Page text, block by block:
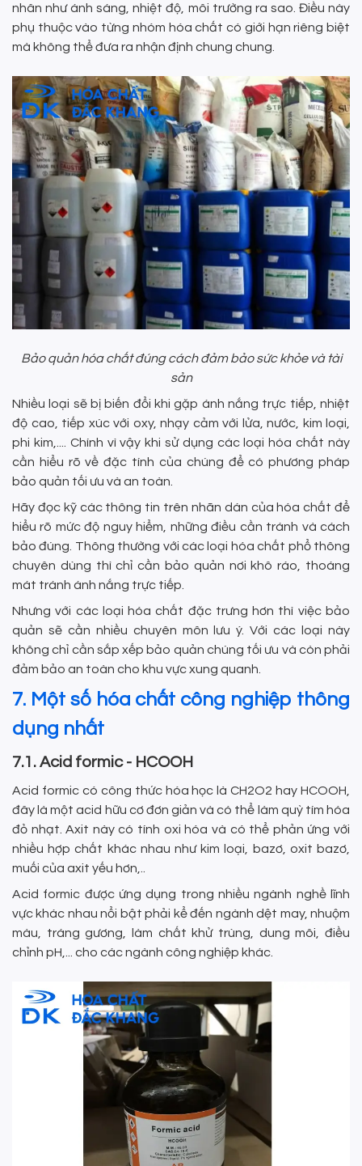
nhân như ánh sáng, nhiệt độ, môi trường ra sao. Điều này
phụ thuộc vào từng nhóm hóa chất có giới hạn riêng biệt
mà không thể đưa ra nhận định chung chung.
Bảo quản hóa chất đúng cách đảm bảo sức khỏe và tài
sản
Nhiều loại sẽ bị biến đổi khi gặp ánh nắng trực tiếp, nhiệt
độ cao, tiếp xúc với oxy, nhạy cảm với lửa, nước, kim loại,
phi kim,.... Chính vì vậy khi sử dụng các loại hóa chất này
cần hiểu rõ về đặc tính của chúng để có phương pháp
bảo quản tối ưu và an toàn.
Hãy đọc kỹ các thông tin trên nhãn dán của hóa chất để
hiểu rõ mức độ nguy hiểm, những điều cần tránh và cách
bảo đúng. Thông thường với các loại hóa chất phổ thông
chuyên dùng thì chỉ cần bảo quản nơi khô ráo, thoáng
mát tránh ánh nắng trực tiếp.
Nhưng với các loại hóa chất đặc trưng hơn thì việc bảo
quản sẽ cần nhiều chuyên môn lưu ý. Với các loại này
không chỉ cần sắp xếp bảo quản chúng tối ưu và còn phải
đảm bảo an toàn cho khu vực xung quanh.
7. Một số hóa chất công nghiệp thông
dụng nhất
7.1. Acid formic - HCOOH
Acid formic có công thức hóa học là CH2O2 hay HCOOH,
đây là một acid hữu cơ đơn giản và có thể làm quỳ tím hóa
đỏ nhạt. Axit này có tính oxi hóa và có thể phản ứng với
nhiều hợp chất khác nhau như kim loại, bazơ, oxit bazơ,
muối của axit yếu hơn,..
Acid formic được ứng dụng trong nhiều ngành nghề lĩnh
vực khác nhau nổi bật phải kể đến ngành dệt may, nhuộm
màu, tráng gương, làm chất khử trùng, dung môi, điều
chỉnh pH,... cho các ngành công nghiệp khác.